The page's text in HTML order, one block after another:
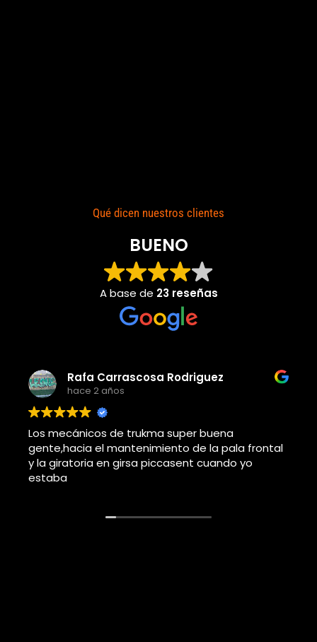
Qué dicen nuestros clientes
BUENO
A base de 23 reseñas
Adolfo j llorems pastor
hace 4 años
Este usuario solo dejó una calificación.